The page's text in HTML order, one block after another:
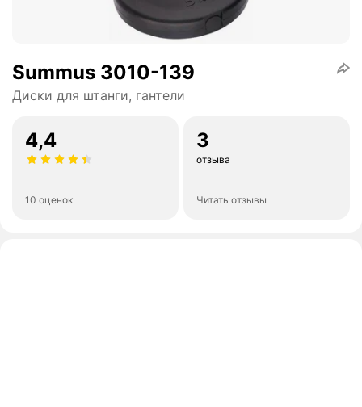
Summus 3010-139
Диски для штанги, гантели
4,4
10 оценок
3
отзыва
Читать отзывы